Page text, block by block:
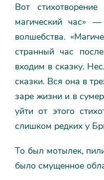
Вот
магический час» —
волшебства.
странный час
входим в сказку.
сказки. Вся она в
заре жизни и в
уйти от этого
слишком редких у
То был мотылек,
было смущенное